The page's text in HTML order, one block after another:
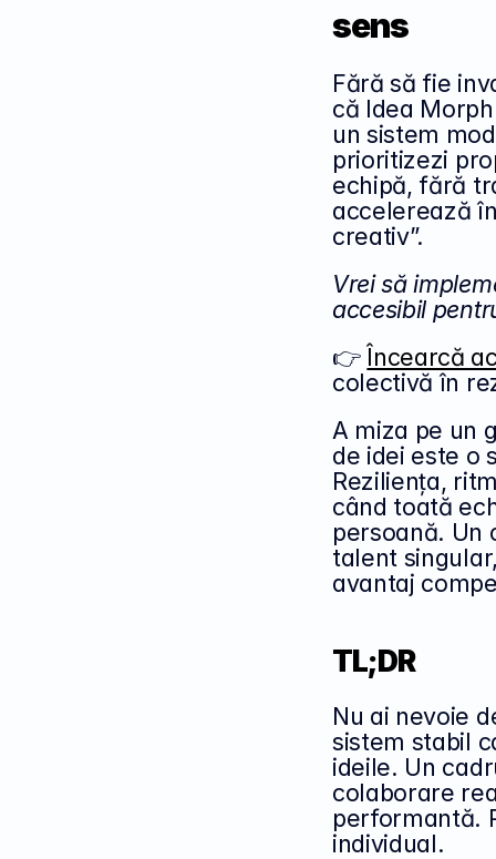
sens
Fără să fie
că Idea
un sistem
prioritizezi
echipă, fără
accelerează
creativ”.
Vrei să
accesibil
👉 Încearcă
colectivă în
A miza pe un
de idei este o
Reziliența,
când toată
persoană. Un
talent
avantaj
TL;DR
Nu ai nevoie
sistem stabil
ideile. Un
colaborare
performantă.
individual.